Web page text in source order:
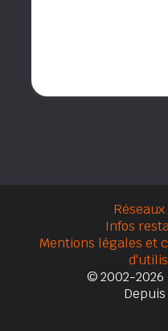
Infos
Mentions légales et
© 2002-
Depuis